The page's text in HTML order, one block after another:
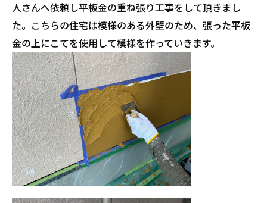
人さんへ依頼し平板金の重ね張り工事をして頂きまし
た。こちらの住宅は模様のある外壁のため、張った平板
金の上にこてを使用して模様を作っていきます。